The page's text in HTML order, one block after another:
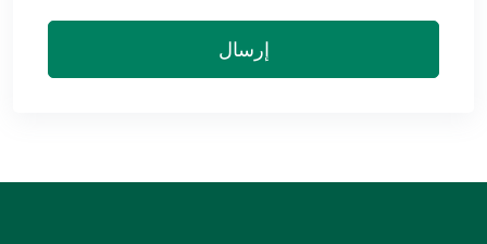
إرسال